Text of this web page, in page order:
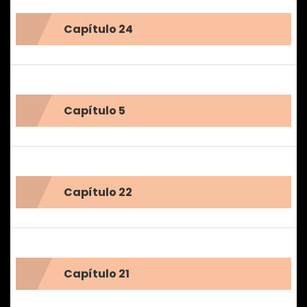
enfrentar una verdad que podría cambiarlo todo.
Capítulo 24
Capítulo 5
Capítulo 22
Capítulo 21